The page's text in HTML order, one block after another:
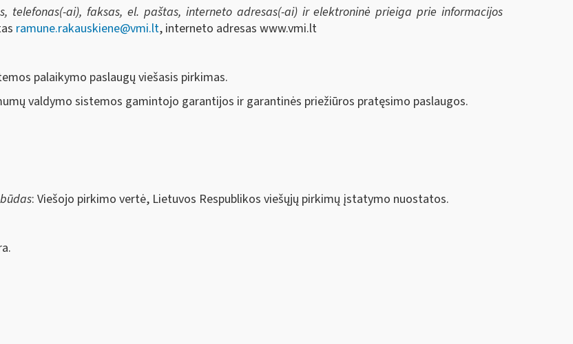
telefonas(-ai), faksas, el. paštas, interneto adresas(-ai) ir elektroninė prieiga prie informacijos
ramune.rakauskiene@vmi.lt, interneto adresas www.vmi.lt
palaikymo paslaugų viešasis pirkimas.
valdymo sistemos gamintojo garantijos ir garantinės priežiūros pratęsimo paslaugos.
: Viešojo pirkimo vertė, Lietuvos Respublikos viešųjų pirkimų įstatymo nuostatos.